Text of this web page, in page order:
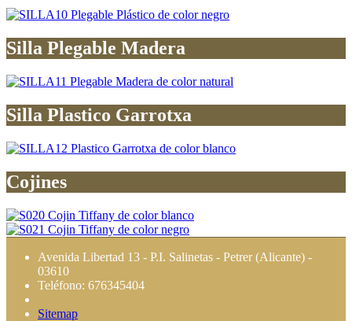
Silla Plegable Madera
Silla Plastico Garrotxa
Cojines
Avenida Libertad 13 - P.I. Salinetas - Petrer (Alicante) -
03610
Teléfono: 676345404
Sitemap